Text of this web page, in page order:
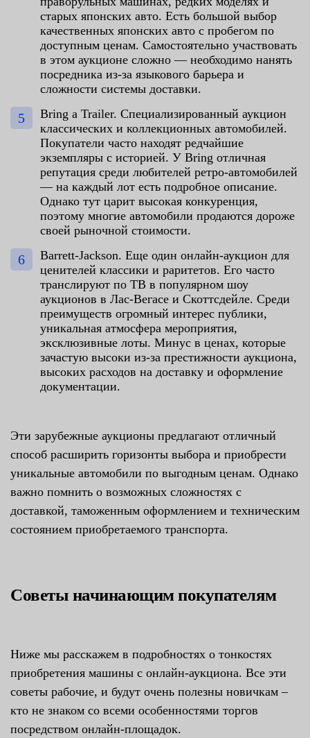
старых японских авто. Есть большой выбор
качественных японских авто с пробегом по
доступным ценам. Самостоятельно участвовать
в этом аукционе сложно — необходимо нанять
посредника из-за языкового барьера и
сложности системы доставки.
Bring a Trailer. Специализированный аукцион
классических и коллекционных автомобилей.
Покупатели часто находят редчайшие
экземпляры с историей. У Bring отличная
репутация среди любителей ретро-автомобилей
— на каждый лот есть подробное описание.
Однако тут царит высокая конкуренция,
поэтому многие автомобили продаются дороже
своей рыночной стоимости.
Barrett-Jackson. Еще один онлайн-аукцион для
ценителей классики и раритетов. Его часто
транслируют по ТВ в популярном шоу
аукционов в Лас-Вегасе и Скоттсдейле. Среди
преимуществ огромный интерес публики,
уникальная атмосфера мероприятия,
эксклюзивные лоты. Минус в ценах, которые
зачастую высоки из-за престижности аукциона,
высоких расходов на доставку и оформление
документации.
Эти зарубежные аукционы предлагают отличный
способ расширить горизонты выбора и приобрести
уникальные автомобили по выгодным ценам. Однако
важно помнить о возможных сложностях с
доставкой, таможенным оформлением и техническим
состоянием приобретаемого транспорта.
Советы начинающим покупателям
Ниже мы расскажем в подробностях о тонкостях
приобретения машины с онлайн-аукциона. Все эти
советы рабочие, и будут очень полезны новичкам –
кто не знаком со всеми особенностями торгов
посредством онлайн-площадок.